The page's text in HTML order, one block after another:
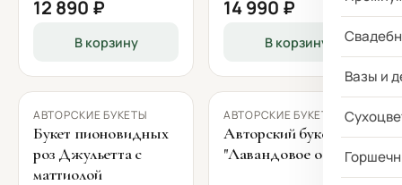
Вазы и
12 890 ₽
В корзину
14 990 ₽
В корзину
АВТОРСКИЕ БУКЕТЫ
Букет пионовидных
роз Джульетта с
маттиолой
АВТОРСКИЕ БУКЕТЫ
Авторский букет
"Лавандовое облако"